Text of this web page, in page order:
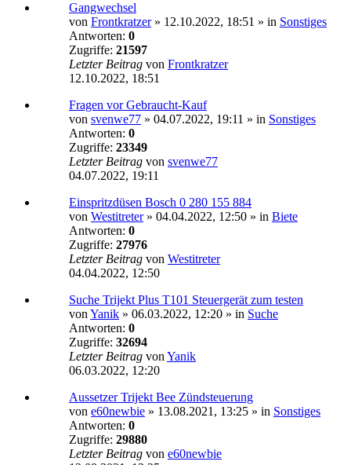
Gangwechsel
von Frontkratzer» 12.10.2022, 18:51 » in Sonstiges
Antworten: 0
Zugriffe: 21597
Letzter Beitrag von Frontkratzer
12.10.2022, 18:51
Fragen vor Gebraucht-Kauf
von svenwe77 » 04.07.2022, 19:11 » in Sonstiges
Antworten: 0
Zugriffe: 23349
Letzter Beitrag von svenwe77
04.07.2022, 19:11
Einspritzdüsen Bosch 0 280 155 884
von Westitreter» 04.04.2022, 12:50 » in Biete
Antworten: 0
Zugriffe: 27976
Letzter Beitrag von Westitreter
04.04.2022, 12:50
Suche Trijekt Plus T101 Steuergerät zum testen
von Yanik » 06.03.2022, 12:20 » in Suche
Antworten: 0
Zugriffe: 32694
Letzter Beitrag von Yanik
06.03.2022, 12:20
Aussetzer Trijekt Bee Zündsteuerung
von e60newbie » 13.08.2021, 13:25 » in Sonstiges
Antworten: 0
Zugriffe: 29880
Letzter Beitrag von e60newbie